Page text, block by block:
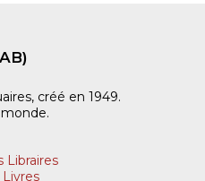
créé en 1949.
Libraires